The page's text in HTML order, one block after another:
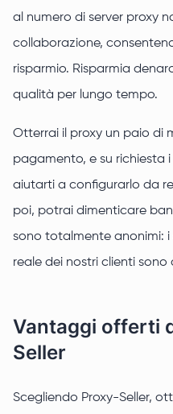
al numero di server proxy
collaborazione,
risparmio. Risparmia
qualità per lungo tempo.
Otterrai il proxy un paio di
pagamento, e su richiesta
aiutarti a configurarlo da
poi, potrai dimenticare
sono totalmente anonimi:
reale dei nostri clienti sono
Vantaggi offerti
Seller
Scegliendo Proxy-Seller,